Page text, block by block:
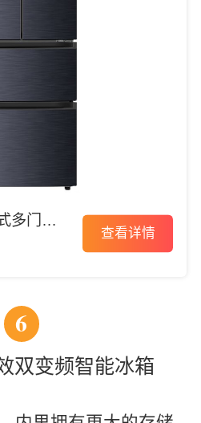
多门冰
查看详情
6
双变频智能冰箱